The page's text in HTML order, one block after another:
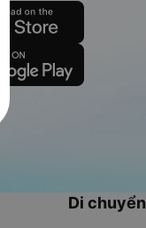
Di chuyển